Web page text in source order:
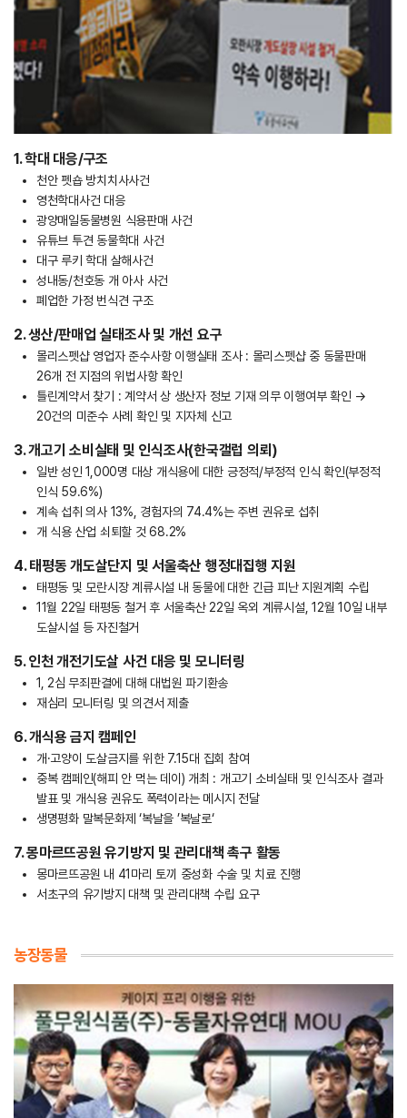
1. 학대 대응/구조
천안 펫숍 방치치사사건
영천학대사건 대응
광양매일동물병원 식용판매 사건
유튜브 투견 동물학대 사건
대구 루키 학대 살해사건
성내동/천호동 개 아사 사건
폐업한 가정 번식견 구조
2. 생산/판매업 실태조사 및 개선 요구
몰리스펫샵 영업자 준수사항 이행실태 조사 : 몰리스펫샵 중 동물판매
26개 전 지점의 위법사항 확인
틀린계약서 찾기 : 계약서 상 생산자 정보 기재 의무 이행여부 확인 →
20건의 미준수 사례 확인 및 지자체 신고
3. 개고기 소비실태 및 인식조사(한국갤럽 의뢰)
일반 성인 1,000명 대상 개식용에 대한 긍정적/부정적 인식 확인(부정적
인식 59.6%)
계속 섭취 의사 13%, 경험자의 74.4%는 주변 권유로 섭취
개 식용 산업 쇠퇴할 것 68.2%
4. 태평동 개도살단지 및 서울축산 행정대집행 지원
태평동 및 모란시장 계류시설 내 동물에 대한 긴급 피난 지원계획 수립
11월 22일 태평동 철거 후 서울축산 22일 옥외 계류시설, 12월 10일 내부
도살시설 등 자진철거
5. 인천 개전기도살 사건 대응 및 모니터링
1, 2심 무죄판결에 대해 대법원 파기환송
재심리 모니터링 및 의견서 제출
6. 개식용 금지 캠페인
개·고양이 도살금지를 위한 7.15대 집회 참여
중복 캠페인(해피 안 먹는 데이) 개최 : 개고기 소비실태 및 인식조사 결과
발표 및 개식용 권유도 폭력이라는 메시지 전달
생명평화 말복문화제 ‘복날을 ’복날로‘
7. 몽마르뜨공원 유기방지 및 관리대책 촉구 활동
몽마르뜨공원 내 41마리 토끼 중성화 수술 및 치료 진행
서초구의 유기방지 대책 및 관리대책 수립 요구
농장동물